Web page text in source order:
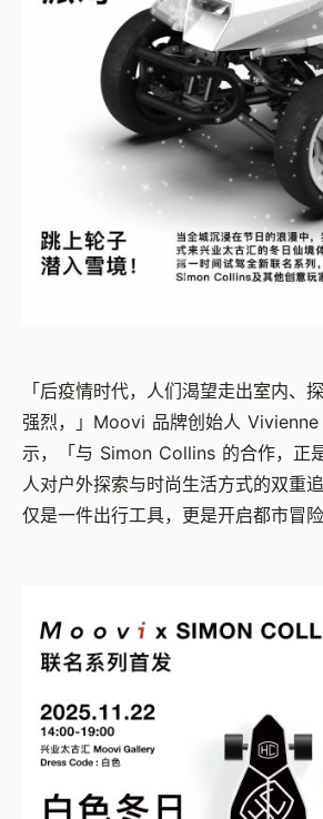
「后疫情时代，人们渴望走出室内、
强烈，」Moovi 品牌创始人 Vivienne
示，「与 Simon Collins 的合作，正
人对户外探索与时尚生活方式的双重
仅是一件出行工具，更是开启都市冒险